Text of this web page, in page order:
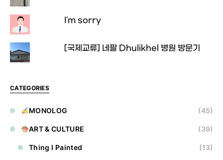
I'm sorry
[국제교류] 네팔 Dhulikhel 병원 방문기
CATEGORIES
MONOLOG (45)
ART & CULTURE (39)
Thing I Painted (13)